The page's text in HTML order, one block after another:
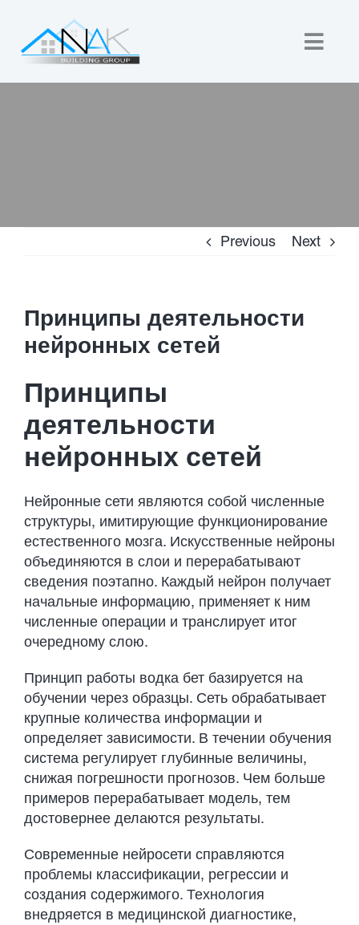
content
Commercial
Developments
Contact Us
Previous Next
Принципы деятельности
нейронных сетей
Принципы
деятельности
нейронных сетей
Нейронные сети являются собой численные
структуры, имитирующие функционирование
естественного мозга. Искусственные нейроны
объединяются в слои и перерабатывают
сведения поэтапно. Каждый нейрон получает
начальные информацию, применяет к ним
численные операции и транслирует итог
очередному слою.
Принцип работы водка бет базируется на
обучении через образцы. Сеть обрабатывает
крупные количества информации и
определяет зависимости. В течении обучения
система регулирует глубинные величины,
снижая погрешности прогнозов. Чем больше
примеров перерабатывает модель, тем
достовернее делаются результаты.
Современные нейросети справляются
проблемы классификации, регрессии и
создания содержимого. Технология
внедряется в медицинской диагностике,